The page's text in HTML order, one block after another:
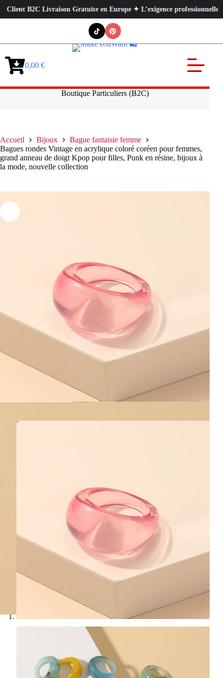
B2C Livraison Gratuite en Europe ✦ L’exigence professionnelle au
Panier0,00 €
Boutique Particuliers (B2C)
Accueil Bijoux
Bague fantaisie femme
Bagues rondes Vintage en acrylique coloré coréen pour femmes,
grand anneau de doigt Kpop pour filles, Punk en résine, bijoux à
la mode, nouvelle collection